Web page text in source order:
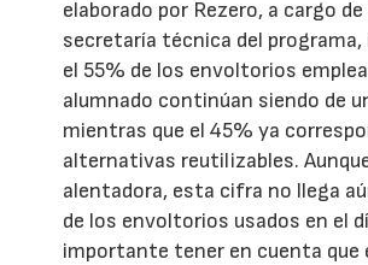
elaborado por Rezero, a cargo de
secretaría técnica del programa,
el 55% de los envoltorios
alumnado continúan siendo de
mientras que el 45% ya
alternativas reutilizables.
alentadora, esta cifra no llega
de los envoltorios usados en el
importante tener en cuenta que